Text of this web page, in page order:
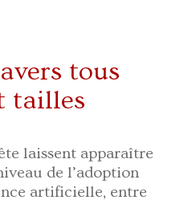
tous
tailles
laissent apparaître
de l’adoption
artificielle, entre